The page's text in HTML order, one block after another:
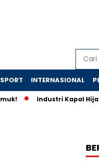
SPORT INTERNASIONAL
Industri Kapal Hijau